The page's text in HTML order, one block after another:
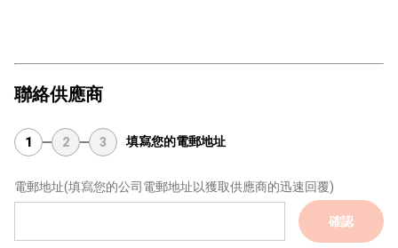
聯絡供應商
1 2 3 填寫您的電郵地址
電郵地址(填寫您的公司電郵地址以獲取供應商的迅速回覆)
確認